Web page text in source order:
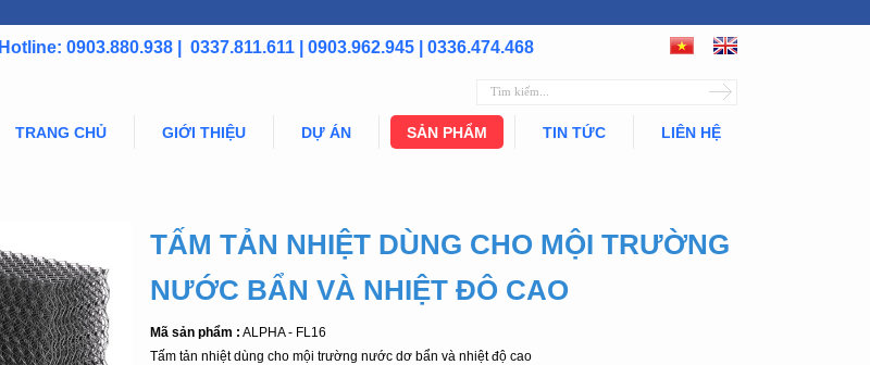
Hotline: 0903.880.938 | 0337.811.611 | 0903.962.945 | 0336.474.468
TRANG CHỦ GIỚI THIỆU DỰ ÁN SẢN PHẨM TIN TỨC LIÊN HỆ
TẤM TẢN NHIỆT DÙNG CHO MỘI TRƯỜNG
NƯỚC BẨN VÀ NHIỆT ĐÔ CAO
Mã sản phẩm : ALPHA - FL16
Tấm tản nhiệt dùng cho mội trường nước dơ bẩn và nhiệt độ cao